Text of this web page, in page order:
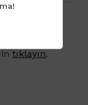
tıklayın.